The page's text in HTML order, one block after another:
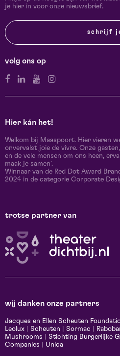
je hier in voor onze nieuwsbrief.
schrijf
volg ons op
Hier kán het!
Welkom bij Maaspoort. Hier vieren
onvervalst joie de vivre. Onze
en de vele mensen om ons heen,
maak je samen’.
Winnaar van de Red Dot Award
2024 in de categorie Corporate
trotse partner van
wij danken onze partners
Jacques en Ellen Scheuten
Leolux
Scheuten Sormac
Mushrooms
Stichting Burgerlijke
Companies
Unica